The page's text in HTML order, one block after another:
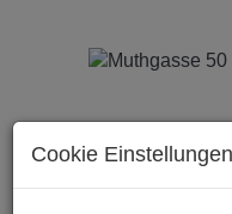
Cookie Einstellungen